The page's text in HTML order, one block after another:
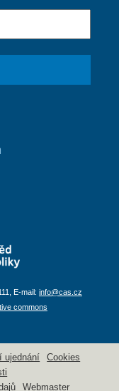
E-mail: info@cas.cz
commons
ujednání
Cookies
Webmaster